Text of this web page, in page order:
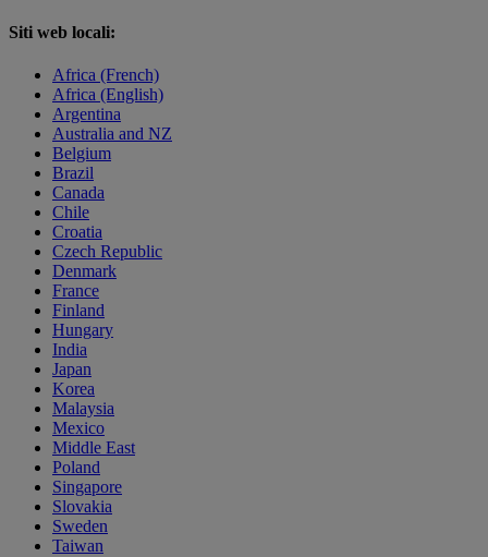
Siti web locali:
Africa (French)
Africa (English)
Argentina
Australia and NZ
Belgium
Brazil
Canada
Chile
Croatia
Czech Republic
Denmark
France
Finland
Hungary
India
Japan
Korea
Malaysia
Mexico
Middle East
Poland
Singapore
Slovakia
Sweden
Taiwan